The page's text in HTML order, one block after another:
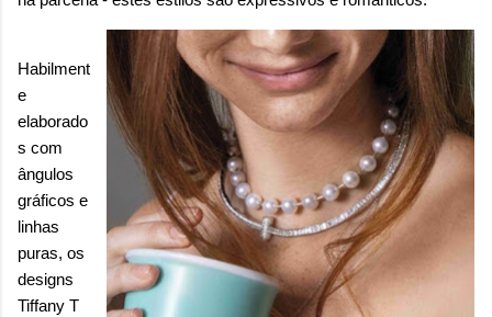
Habilment
e
elaborado
s com
ângulos
gráficos e
linhas
puras, os
designs
Tiffany T